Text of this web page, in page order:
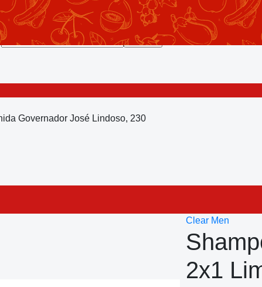
Governador José Lindoso, 230
Clear Men
2x1